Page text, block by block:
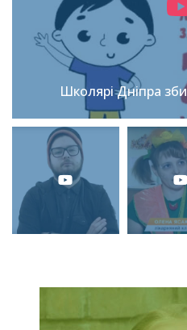
Школярі Дніпра